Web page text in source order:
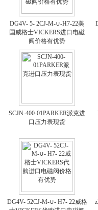
DG4V- 5- 2CJ-M-∪-H7-22美
国威格士VICKERS进口电磁
阀价格有优势
SCJN-400-01PARKER派克进
口压力表现货
DG4V- 52CJ-M-∪- H7- 22威格